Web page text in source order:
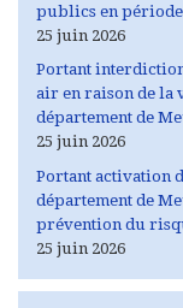
publics en
25 juin 2026
Portant
air en raison de la
département de
25 juin 2026
Portant activation
département de
prévention du
25 juin 2026